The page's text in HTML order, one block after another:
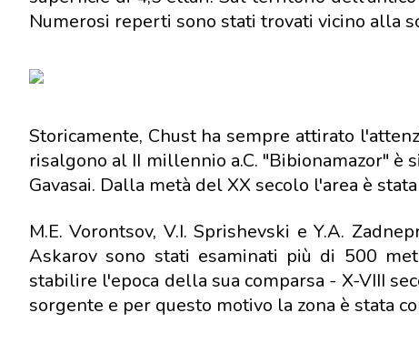
Numerosi reperti sono stati trovati vicino alla
Storicamente, Chust ha sempre attirato
risalgono al II millennio a.C. "Bibionamazor"
Gavasai. Dalla metà del XX secolo l'area è
M.E. Vorontsov, V.I. Sprishevski e Y.A.
Askarov sono stati esaminati più di 500
stabilire l'epoca della sua comparsa - X-VIII
sorgente e per questo motivo la zona è stata